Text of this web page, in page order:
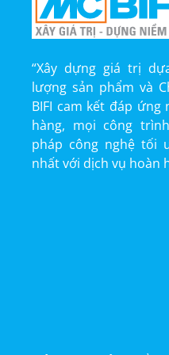
“Xây dựng giá trị
lượng sản phẩm và
BIFI cam kết đáp ứng
hàng, mọi công
pháp công nghệ tối
nhất với dịch vụ hoàn